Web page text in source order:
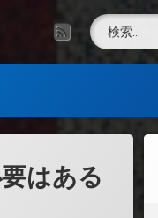
RSS検索:
はある